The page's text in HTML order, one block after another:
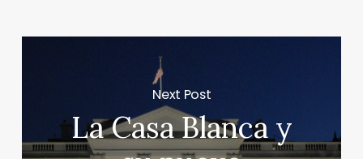
Next Post
La Casa Blanca y